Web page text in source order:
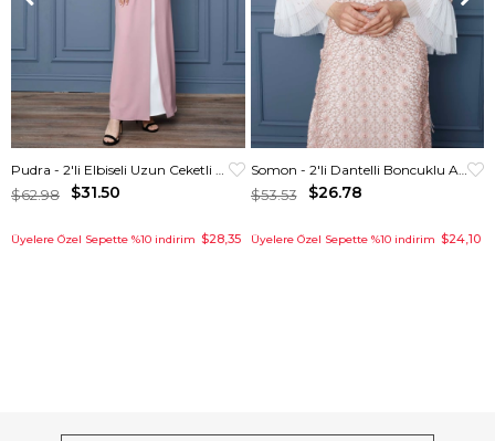
$31.50
$62.98
Üyelere Özel Sepette %10 indirim $28,35
$26.78
$53.53
Üyelere Özel Sepette %10 indirim $24,10